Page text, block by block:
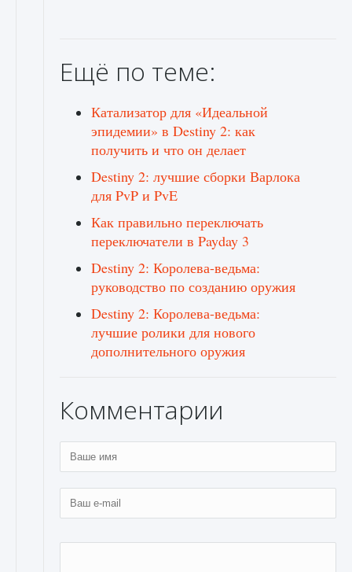
Ещё по теме:
Катализатор для «Идеальной
эпидемии» в Destiny 2: как
получить и что он делает
Destiny 2: лучшие сборки Варлока
для PvP и PvE
Как правильно переключать
переключатели в Payday 3
Destiny 2: Королева-ведьма:
руководство по созданию оружия
Destiny 2: Королева-ведьма:
лучшие ролики для нового
дополнительного оружия
Комментарии